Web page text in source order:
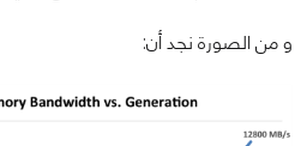
و من الصورة نجد أن: